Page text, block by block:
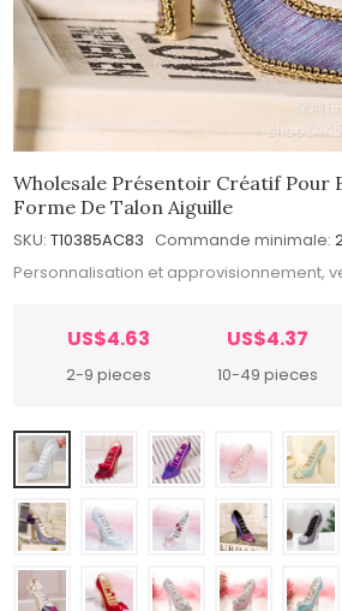
Wholesale Présentoir Créatif Pour
Forme De Talon Aiguille
SKU: T10385AC83 Commande minimale:
Personnalisation et approvisionnement,
US$4.63
2-9 pieces
US$4.37
10-49 pieces